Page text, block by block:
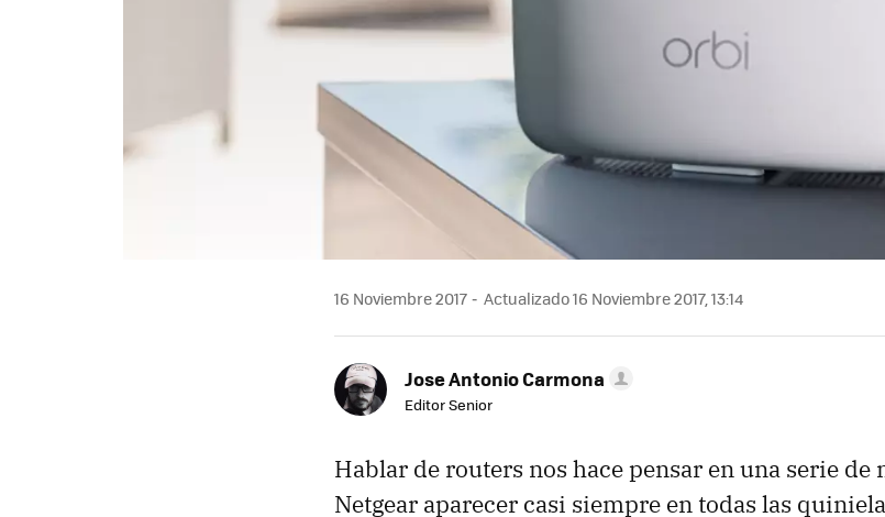
16 Noviembre 2017 Actualizado 16 Noviembre 2017, 13:14
Jose Antonio Carmona
Editor Senior
Hablar de routers nos hace pensar en una serie de
Netgear aparecer casi siempre en todas las